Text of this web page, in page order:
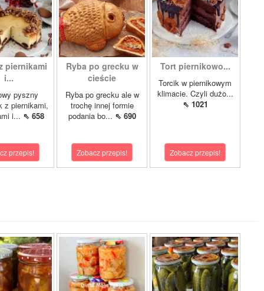
piernikami
i...
pyszny
z piernikami,
i... ⇖ 658
przepis!
Ryba po grecku w
cieście
Ryba po grecku ale w
trochę innej formie
podania bo... ⇖ 690
Zobacz przepis!
Tort piernikowo...
Torcik w piernikowym
klimacie. Czyli dużo...
⇖ 1021
Zobacz przepis!